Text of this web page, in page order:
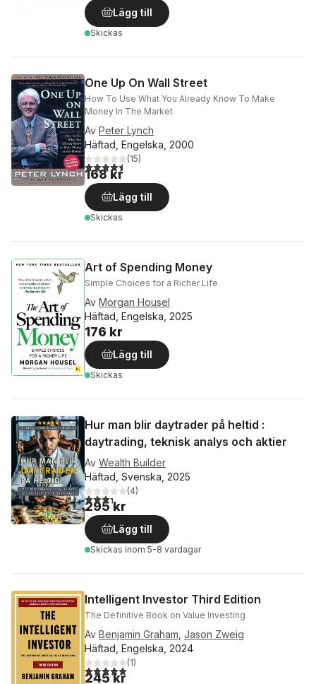
Lägg till
Skickas
One Up On Wall Street
How To Use What You Already Know To Make
Money In The Market
Av Peter Lynch
Häftad, Engelska, 2000
4,5utav 5 stjärnor. Totalt antal röster:
(15)
168 kr
Lägg till
Skickas
Art of Spending Money
Simple Choices for a Richer Life
Av Morgan Housel
Häftad, Engelska, 2025
176 kr
Lägg till
Skickas
Hur man blir daytrader på heltid :
daytrading, teknisk analys och aktier
Av Wealth Builder
Häftad, Svenska, 2025
3,3utav 5 stjärnor. Totalt antal röster:
(4)
295 kr
Lägg till
Skickas inom 5-8 vardagar
Intelligent Investor Third Edition
The Definitive Book on Value Investing
Av Benjamin Graham Jason Zweig
Häftad, Engelska, 2024
5,0utav 5 stjärnor. Totalt antal röster:
(1)
245 kr